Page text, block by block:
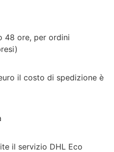
48 ore, per ordini
il costo di spedizione è
il servizio DHL Eco